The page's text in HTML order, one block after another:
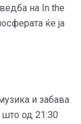
на In the
ќе ја
и забава.
што од 21:30